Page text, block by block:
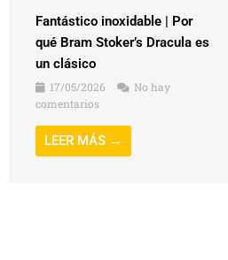
Fantástico inoxidable | Por
qué Bram Stoker’s Dracula es
un clásico
17/05/2026
No hay
comentarios
LEER MÁS →